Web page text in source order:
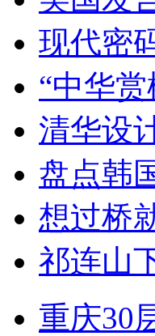
现代密
“中华
清华设
盘点韩
想过桥
祁连山
重庆30